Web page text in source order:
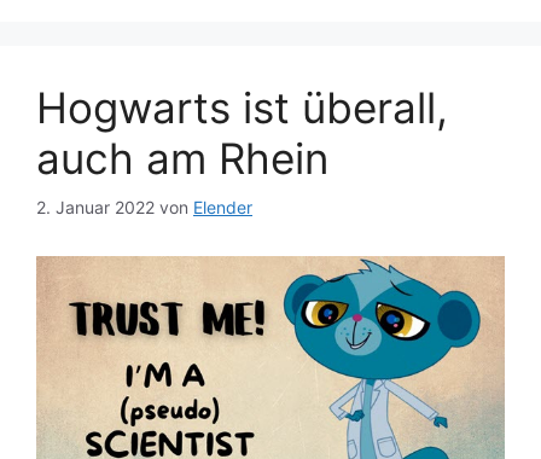
Hogwarts ist überall,
auch am Rhein
2. Januar 2022 von Elender